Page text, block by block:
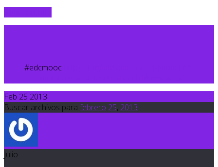
#edcmooc
Feb 25 2013
Buscar archivos para febrero 25, 2013
Julio